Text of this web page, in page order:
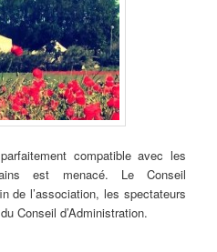
compatible avec les
est menacé. Le Conseil
de l’association, les spectateurs
Conseil d’Administration.